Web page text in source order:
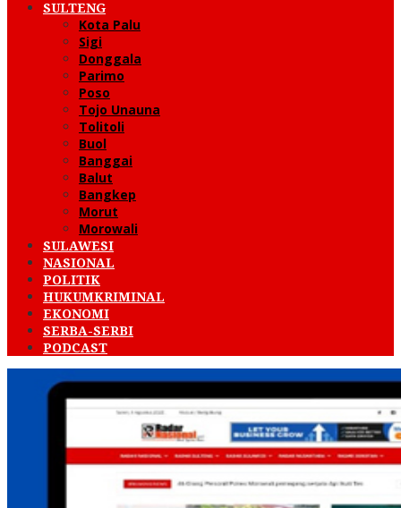
SULTENG
Kota Palu
Sigi
Donggala
Parimo
Poso
Tojo Unauna
Tolitoli
Buol
Banggai
Balut
Bangkep
Morut
Morowali
SULAWESI
NASIONAL
POLITIK
HUKUMKRIMINAL
EKONOMI
SERBA-SERBI
PODCAST